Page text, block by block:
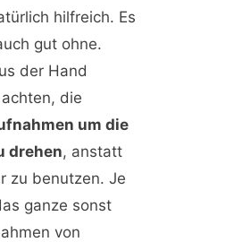
hilfreich. Es
gut ohne.
der Hand
die
um die
drehen, anstatt
zu benutzen. Je
ganze sonst
von